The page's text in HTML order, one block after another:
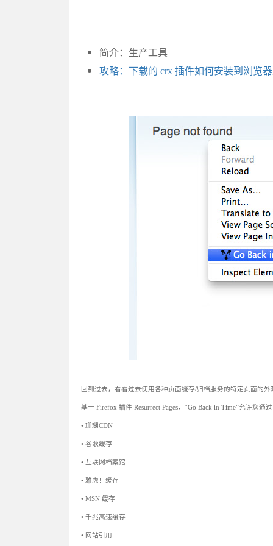
简介：生产工具
攻略：下载的 crx 插件如何安装到浏览
回到过去，看看过去使用各种页面缓存/归档服务的特定页面的外
基于 Firefox 插件 Resurrect Pages，“Go Back in Time”允许您
• 珊瑚CDN
• 谷歌缓存
• 互联网档案馆
• 雅虎！缓存
• MSN 缓存
• 千兆高速缓存
• 网站引用